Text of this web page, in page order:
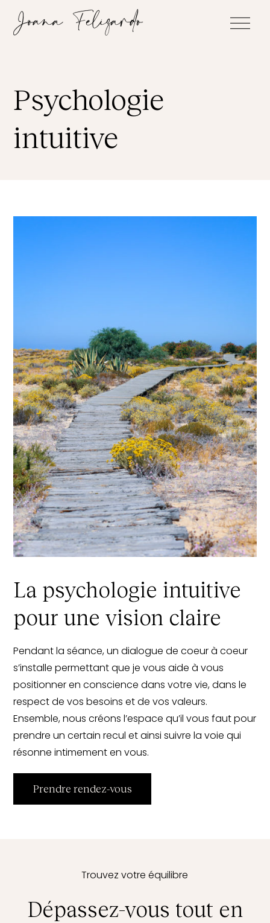
Psychologie
intuitive
La psychologie intuitive
pour une vision claire
Pendant la séance, un dialogue de coeur à coeur
s’installe permettant que je vous aide à vous
positionner en conscience dans votre vie, dans le
respect de vos besoins et de vos valeurs.
Ensemble, nous créons l’espace qu’il vous faut pour
prendre un certain recul et ainsi suivre la voie qui
résonne intimement en vous.
Prendre rendez-vous
Trouvez votre équilibre
Dépassez-vous tout en